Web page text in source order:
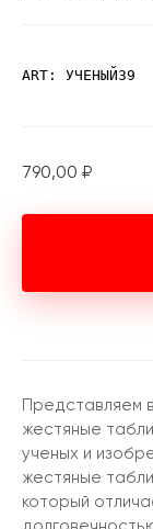
ART: УЧЕНЫЙ39
790,00 ₽
Представляем
жестяные
ученых и
жестяные
который